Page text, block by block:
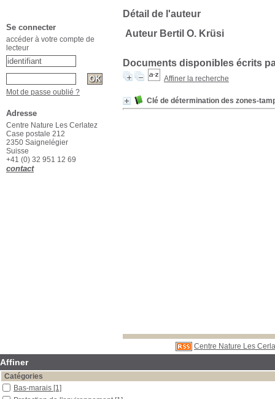
Détail de l'auteur
Auteur Bertil O. Krüsi
Documents disponibles écrits
Affiner la recherche
Clé de détermination des zones-
Centre Nature Les
Se connecter
accéder à votre compte de
lecteur
Mot de passe oublié ?
Adresse
Centre Nature Les Cerlatez
Case postale 212
2350 Saignelégier
Suisse
+41 (0) 32 951 12 69
contact
Affiner
Catégories
Bas-marais [1]